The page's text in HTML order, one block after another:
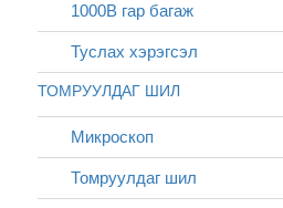
1000В гар багаж
Туслах хэрэгсэл
ТОМРУУЛДАГ ШИЛ
Микроскоп
Томруулдаг шил